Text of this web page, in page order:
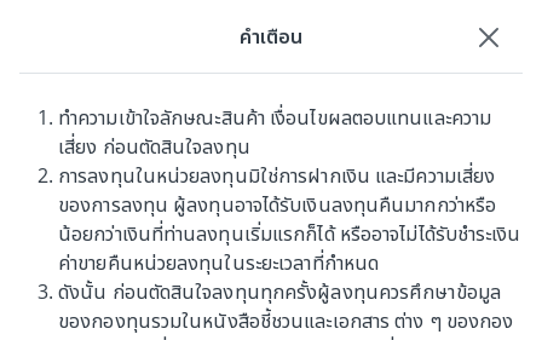
มุมมองการลงทุน
คำเตือน
ทำความเข้าใจลักษณะสินค้า เงื่อนไขผลตอบแทนและความ
เสี่ยง ก่อนตัดสินใจลงทุน
การลงทุนในหน่วยลงทุนมิใช่การฝากเงิน และมีความเสี่ยง
ของการลงทุน ผู้ลงทุนอาจได้รับเงินลงทุนคืนมากกว่าหรือ
น้อยกว่าเงินที่ท่านลงทุนเริ่มแรกก็ได้ หรืออาจไม่ได้รับชำระเงิน
ค่าขายคืนหน่วยลงทุนในระยะเวลาที่กำหนด
ดังนั้น ก่อนตัดสินใจลงทุนทุกครั้งผู้ลงทุนควรศึกษาข้อมูล
ของกองทุนรวมในหนังสือชี้ชวนและเอกสาร ต่าง ๆ ของกอง